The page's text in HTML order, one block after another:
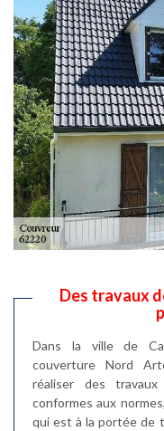
Des travaux
Dans la ville de
couverture Nord
réaliser des
conformes aux
qui est à la portée de